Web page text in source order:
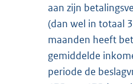
aan zijn
(dan wel in totaal
maanden heeft
gemiddelde
periode de